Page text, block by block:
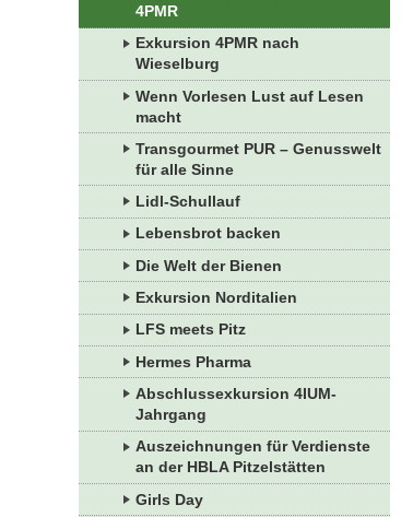
4PMR
Exkursion 4PMR nach
Wieselburg
Wenn Vorlesen Lust auf Lesen
macht
Transgourmet PUR – Genusswelt
für alle Sinne
Lidl-Schullauf
Lebensbrot backen
Die Welt der Bienen
Exkursion Norditalien
LFS meets Pitz
Hermes Pharma
Abschlussexkursion 4IUM-
Jahrgang
Auszeichnungen für Verdienste
an der HBLA Pitzelstätten
Girls Day